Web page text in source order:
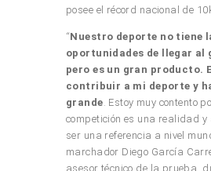
posee el récord nacional de
“Nuestro deporte no tiene
oportunidades de llegar al
pero es un gran producto.
contribuir a mi deporte y
grande . Estoy muy contento
competición es una realidad
ser una referencia a nivel
marchador Diego García
asesor técnico de la prueba,